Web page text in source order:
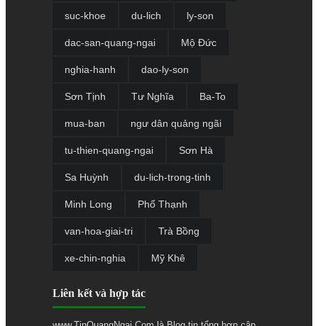
suc-khoe du-lich ly-son
dac-san-quang-ngai Mộ Đức
nghia-hanh dao-ly-son
Sơn Tịnh Tư Nghĩa Ba-To
mua-ban ngư dân quảng ngãi
tu-thien-quang-ngai Sơn Hà
Sa Huỳnh du-lich-trong-tinh
Minh Long Phổ Thạnh
van-hoa-giai-tri Trà Bồng
xe-chin-nghia Mỹ Khê
Liên kết và hợp tác